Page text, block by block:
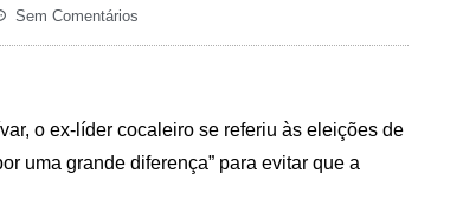
Sem Comentários
o ex-líder cocaleiro se referiu às eleições de
uma grande diferença” para evitar que a